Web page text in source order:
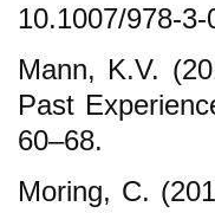
10.1007/978-
Mann, K.V.
Past
60–68.
Moring, C.